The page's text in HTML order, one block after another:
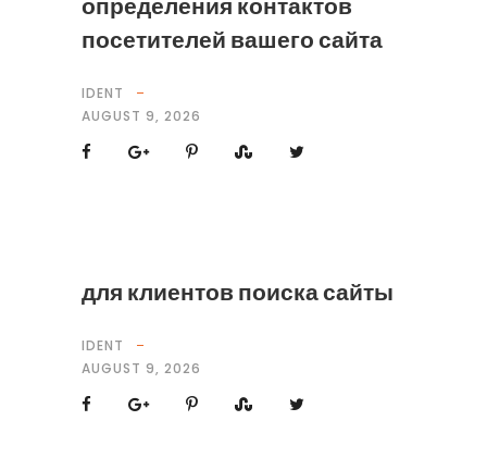
посетителей вашего сайта
IDENT
AUGUST 9, 2026
для клиентов поиска сайты
IDENT
AUGUST 9, 2026